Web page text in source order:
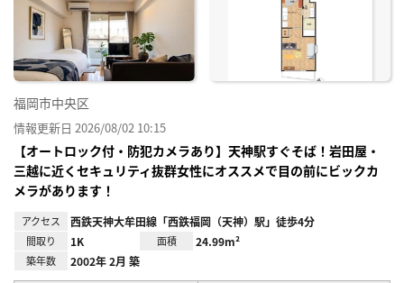
福岡市中央区
情報更新日 2026/08/02 10:15
【オートロック付・防犯カメラあり】天神駅すぐそば！岩田屋・
三越に近くセキュリティ抜群女性にオススメで目の前にビックカ
メラがあります！
アクセス 西鉄天神大牟田線「西鉄福岡（天神）駅」徒歩4分
間取り 1K 面積 24.99m²
築年数 2002年 2月 築